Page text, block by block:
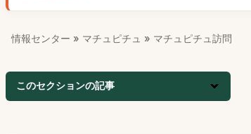
情報センター » マチュピチュ » マチュピチュ訪問
このセクションの記事